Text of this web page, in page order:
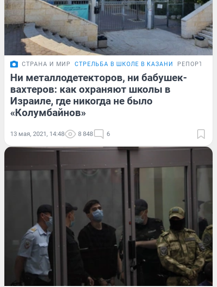
СТРАНА И МИР СТРЕЛЬБА В ШКОЛЕ В КАЗАНИ РЕПОРТАЖ
Ни металлодетекторов, ни бабушек-
вахтеров: как охраняют школы в
Израиле, где никогда не было
«Колумбайнов»
13 мая, 2021, 14:48 8 848 6